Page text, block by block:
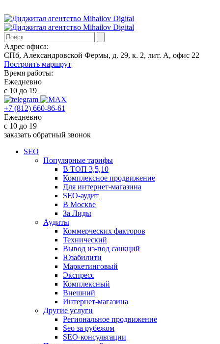
Адрес офиса:
СПб, Александровской Фермы, д. 29, к. 2, лит. А, офис 22
Построить маршрут
Время работы:
Ежедневно
с 10 до 19
+7 (812) 660-86-61
Ежедневно
с 10 до 19
заказать обратный звонок
SEO
Популярные тарифы
В ТОП 3,5,10
Комплексное продвижение
Для интернет-магазина
SEO-аудит
В Москве
За Лиды
Аудиты
Коммерческих факторов
Технический
Вывод из-под санкций
Юзабилити
Маркетинговый
Экспресс
Комплексный
Внешний
Интернет-магазина
Другие услуги
Региональное продвижение
Seo за рубежом
SEO-консультации